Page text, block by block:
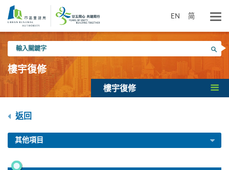
內
EN 简
入
關
鍵
搜尋
樓宇復修
樓宇復修
返回
其他項目